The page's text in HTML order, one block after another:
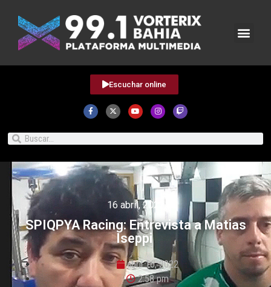
Escuchar online
16 abril, 2022
SPIQPYA Racing: Entrevista a Matias
Iseppi
abril 16, 2022
2:58 pm